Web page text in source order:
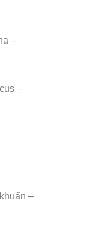
–
–
–